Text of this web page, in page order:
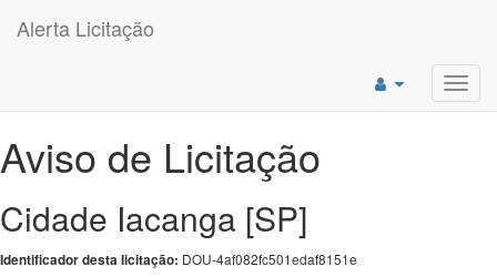
Alerta Licitação
Aviso de Licitação
Cidade Iacanga [SP]
Identificador desta licitação: DOU-4af082fc501edaf8151e